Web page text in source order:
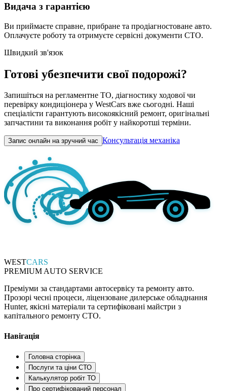
Видача з гарантією
Ви приймаєте справне, прибране та продіагностоване авто.
Оплачуєте роботу та отримуєте сервісні документи СТО.
Швидкий зв'язок
Готові убезпечити свої подорожі?
Запишіться на регламентне ТО, діагностику ходової чи
перевірку кондиціонера у WestCars вже сьогодні. Наші
спеціалісти гарантують високоякісний ремонт, оригінальні
запчастини та виконання робіт у найкоротші терміни.
Запис онлайн на зручний час Консультація механіка
WESTCARS
PREMIUM AUTO SERVICE
Преміуми за стандартами автосервісу та ремонту авто.
Прозорі чесні процеси, ліцензоване дилерське обладнання
Hunter, якісні матеріали та сертифіковані майстри з
капітального ремонту СТО.
Навігація
Головна сторінка
Послуги та ціни СТО
Калькулятор робіт ТО
Про сертифікований персонал